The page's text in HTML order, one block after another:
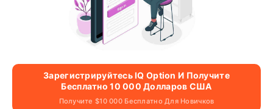
Зарегистрируйтесь IQ Option И Получите
Бесплатно 10 000 Долларов США
Получите $10 000 Бесплатно Для Новичков